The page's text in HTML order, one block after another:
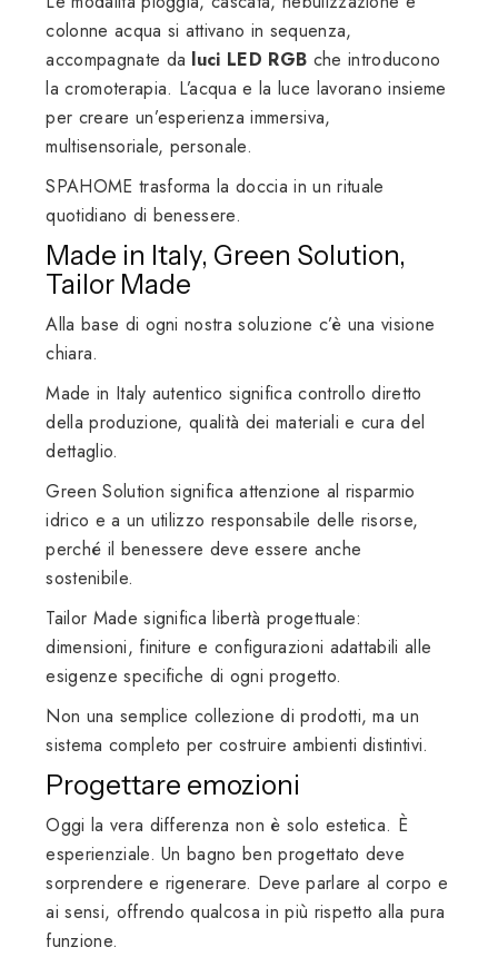
colonne acqua si attivano in sequenza,
accompagnate da luci LED RGB che introducono
la cromoterapia. L’acqua e la luce lavorano insieme
per creare un’esperienza immersiva,
multisensoriale, personale.
SPAHOME trasforma la doccia in un rituale
quotidiano di benessere.
Made in Italy, Green Solution,
Tailor Made
Alla base di ogni nostra soluzione c’è una visione
chiara.
Made in Italy autentico significa controllo diretto
della produzione, qualità dei materiali e cura del
dettaglio.
Green Solution significa attenzione al risparmio
idrico e a un utilizzo responsabile delle risorse,
perché il benessere deve essere anche
sostenibile.
Tailor Made significa libertà progettuale:
dimensioni, finiture e configurazioni adattabili alle
esigenze specifiche di ogni progetto.
Non una semplice collezione di prodotti, ma un
sistema completo per costruire ambienti distintivi.
Progettare emozioni
Oggi la vera differenza non è solo estetica. È
esperienziale. Un bagno ben progettato deve
sorprendere e rigenerare. Deve parlare al corpo e
ai sensi, offrendo qualcosa in più rispetto alla pura
funzione.